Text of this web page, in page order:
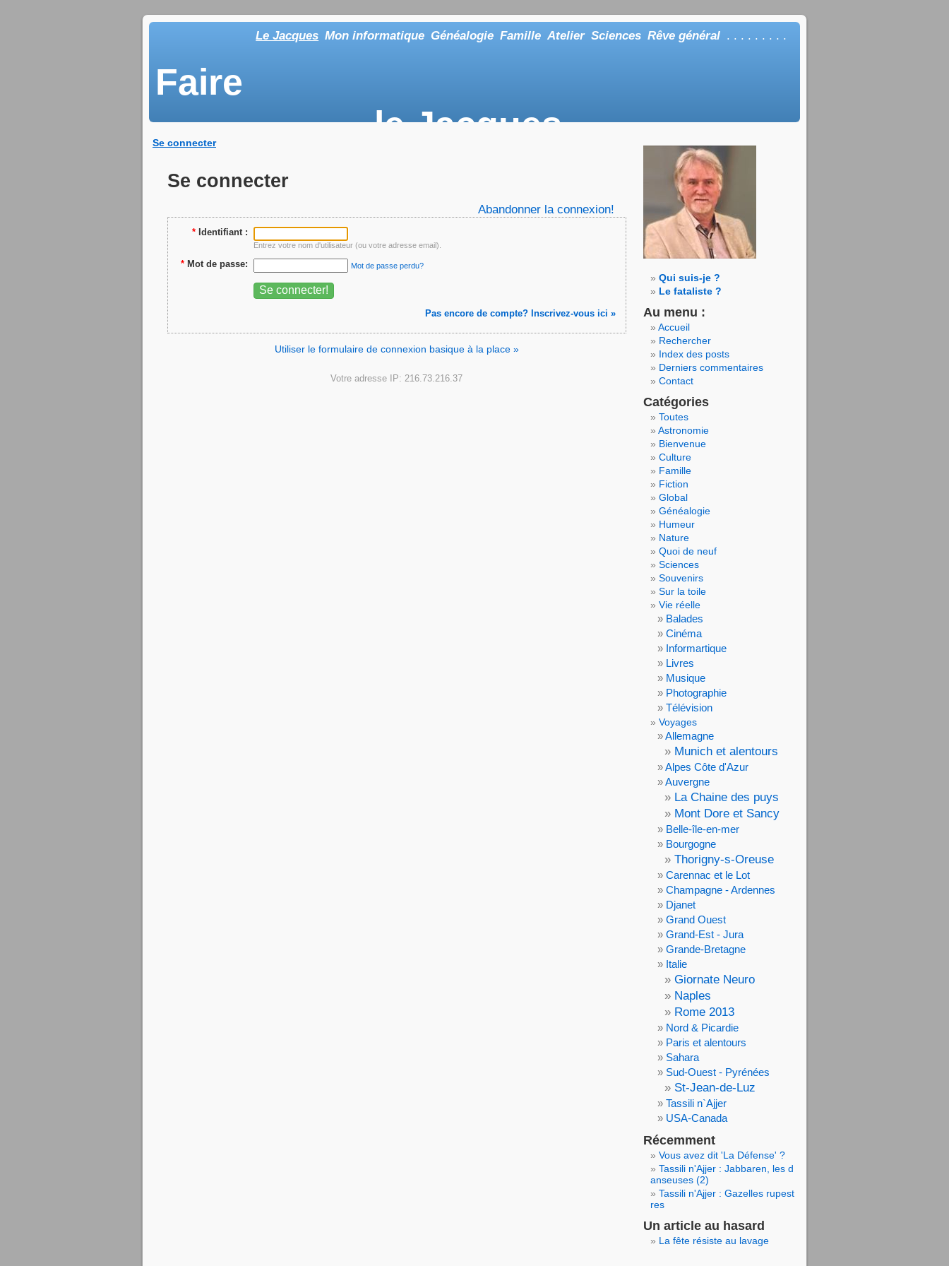
Le Jacques Mon informatique Généalogie Famille Atelier Sciences Rêve général . . . . . . . . .
Faire
le Jacques
Se connecter
Se connecter
Abandonner la connexion!
* Identifiant :
Entrez votre nom d'utilisateur (ou votre adresse email).
* Mot de passe: Mot de passe perdu?
Pas encore de compte? Inscrivez-vous ici »
Utiliser le formulaire de connexion basique à la place »
Votre adresse IP: 216.73.216.37
Qui suis-je ?
Le fataliste ?
Au menu :
Accueil
Rechercher
Index des posts
Derniers commentaires
Contact
Catégories
Toutes
Astronomie
Bienvenue
Culture
Famille
Fiction
Global
Généalogie
Humeur
Nature
Quoi de neuf
Sciences
Souvenirs
Sur la toile
Vie réelle
Balades
Cinéma
Informartique
Livres
Musique
Photographie
Télévision
Voyages
Allemagne
Munich et alentours
Alpes Côte d'Azur
Auvergne
La Chaine des puys
Mont Dore et Sancy
Belle-île-en-mer
Bourgogne
Thorigny-s-Oreuse
Carennac et le Lot
Champagne - Ardennes
Djanet
Grand Ouest
Grand-Est - Jura
Grande-Bretagne
Italie
Giornate Neuro
Naples
Rome 2013
Nord & Picardie
Paris et alentours
Sahara
Sud-Ouest - Pyrénées
St-Jean-de-Luz
Tassili n`Ajjer
USA-Canada
Récemment
Vous avez dit 'La Défense' ?
Tassili n'Ajjer : Jabbaren, les d
anseuses (2)
Tassili n'Ajjer : Gazelles rupest
res
Un article au hasard
La fête résiste au lavage